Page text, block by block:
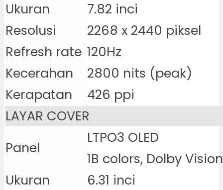
Ukuran
7.82 inci
Resolusi
2268 x 2440 piksel
Refresh rate 120Hz
Kecerahan
2800 nits (peak)
Kerapatan
426 ppi
LAYAR COVER
Panel
LTPO3 OLED
1B colors, Dolby Vision
Ukuran
6.31 inci